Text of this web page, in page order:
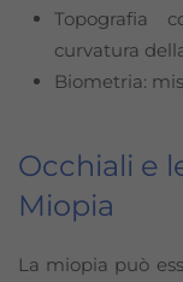
Topografia
curvatura
Biometria:
Occhiali e
Miopia
La miopia può